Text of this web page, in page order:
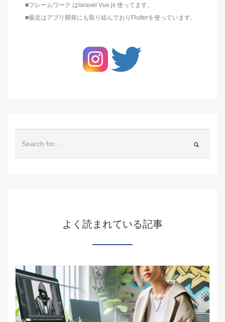
■フレームワーク はlaravel Vue.js 使ってます。
■最近はアプリ開発にも取り組んでおりFlutterを使っています。
よく読まれている記事